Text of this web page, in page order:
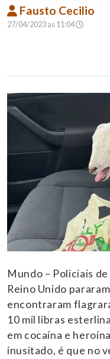
Fausto Cecilio
27/04/2023 as 11:04
Mundo – Policiais
Reino Unido
encontraram
10 mil libras
em cocaína e
inusitado, é que no